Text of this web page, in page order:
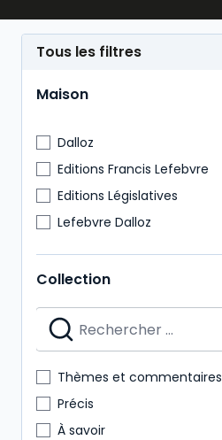
Tous les filtres
Maison
Dalloz
Editions Francis Lefebvre
Editions Législatives
Lefebvre Dalloz
Collection
Thèmes et commentaires
Précis
À savoir